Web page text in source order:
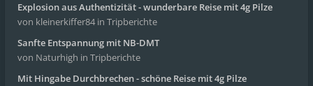
Explosion aus Authentizität - wunderbare Reise mit 4g Pilze
von kleinerkiffer84 in Tripberichte
Sanfte Entspannung mit NB-DMT
von Naturhigh in Tripberichte
Mit Hingabe Durchbrechen - schöne Reise mit 4g Pilze